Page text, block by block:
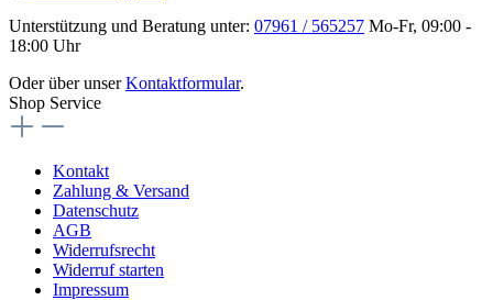
Unterstützung und Beratung unter: 07961 / 565257 Mo-Fr, 09:00 -
18:00 Uhr
Oder über unserKontaktformular.
Shop Service
Kontakt
Zahlung & Versand
Datenschutz
AGB
Widerrufsrecht
Widerruf starten
Impressum